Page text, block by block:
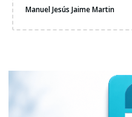
Manuel Jesús Jaime Martin